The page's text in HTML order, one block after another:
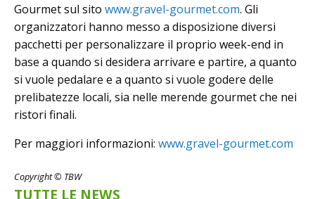
Gourmet sul sito www.gravel-gourmet.com. Gli
organizzatori hanno messo a disposizione diversi
pacchetti per personalizzare il proprio week-end in
base a quando si desidera arrivare e partire, a quanto
si vuole pedalare e a quanto si vuole godere delle
prelibatezze locali, sia nelle merende gourmet che nei
ristori finali.
Per maggiori informazioni: www.gravel-gourmet.com
Copyright © TBW
TUTTE LE NEWS